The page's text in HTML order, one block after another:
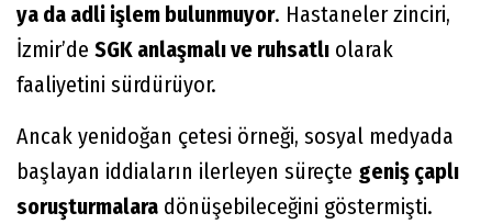
ya da adli işlem bulunmuyor. Hastaneler zinciri,
İzmir’de SGK anlaşmalı ve ruhsatlı olarak
faaliyetini sürdürüyor.
Ancak yenidoğan çetesi örneği, sosyal medyada
başlayan iddiaların ilerleyen süreçte geniş çaplı
soruşturmalara dönüşebileceğini göstermişti.